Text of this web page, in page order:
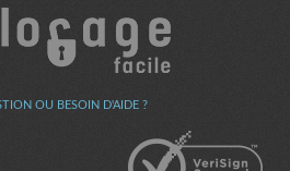
OU BESOIN D'AIDE ?